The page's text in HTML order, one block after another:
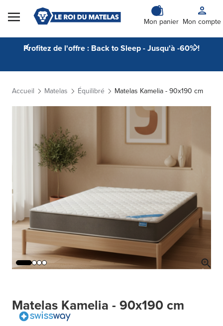
Skip to Content
Mon panier Mon compte
Profitez de l'offre : Back to Sleep - Jusqu'à -60% !
Accueil Matelas Équilibré Matelas Kamelia - 90x190 cm
Matelas Kamelia - 90x190 cm